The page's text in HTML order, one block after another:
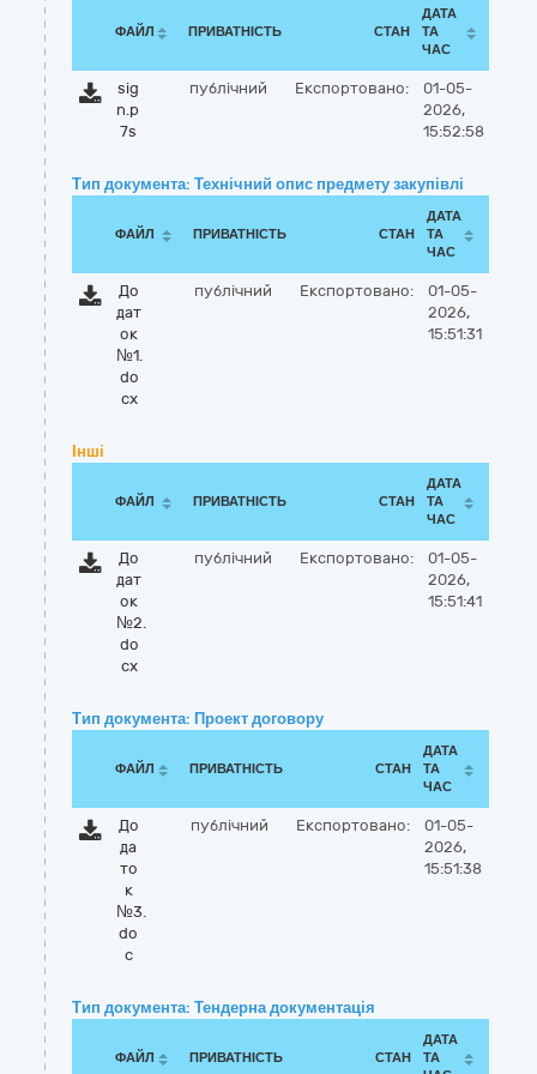
ФАЙЛ ПРИВАТНІСТЬ СТАН
ДАТА
ТА
ЧАС
sig
n.p
7s
публічний Експортовано:
01-05-
2026,
15:52:58
Тип документа: Технічний опис предмету закупівлі
ФАЙЛ ПРИВАТНІСТЬ СТАН
ДАТА
ТА
ЧАС
До
дат
ок
№1.
do
cx
публічний Експортовано:
01-05-
2026,
15:51:31
Інші
ФАЙЛ ПРИВАТНІСТЬ СТАН
ДАТА
ТА
ЧАС
До
дат
ок
№2.
do
cx
публічний Експортовано:
01-05-
2026,
15:51:41
Тип документа: Проект договору
ФАЙЛ ПРИВАТНІСТЬ СТАН
ДАТА
ТА
ЧАС
До
да
то
к
№3.
do
c
публічний Експортовано:
01-05-
2026,
15:51:38
Тип документа: Тендерна документація
ФАЙЛ ПРИВАТНІСТЬ СТАН
ДАТА
ТА